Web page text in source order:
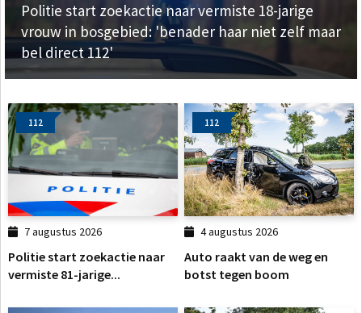
Politie start zoekactie naar vermiste 18-jarige
vrouw in bosgebied: 'benader haar niet zelf maar
bel direct 112'
112
7 augustus 2026
Politie start zoekactie naar
vermiste 81-jarige...
112
4 augustus 2026
Auto raakt van de weg en
botst tegen boom